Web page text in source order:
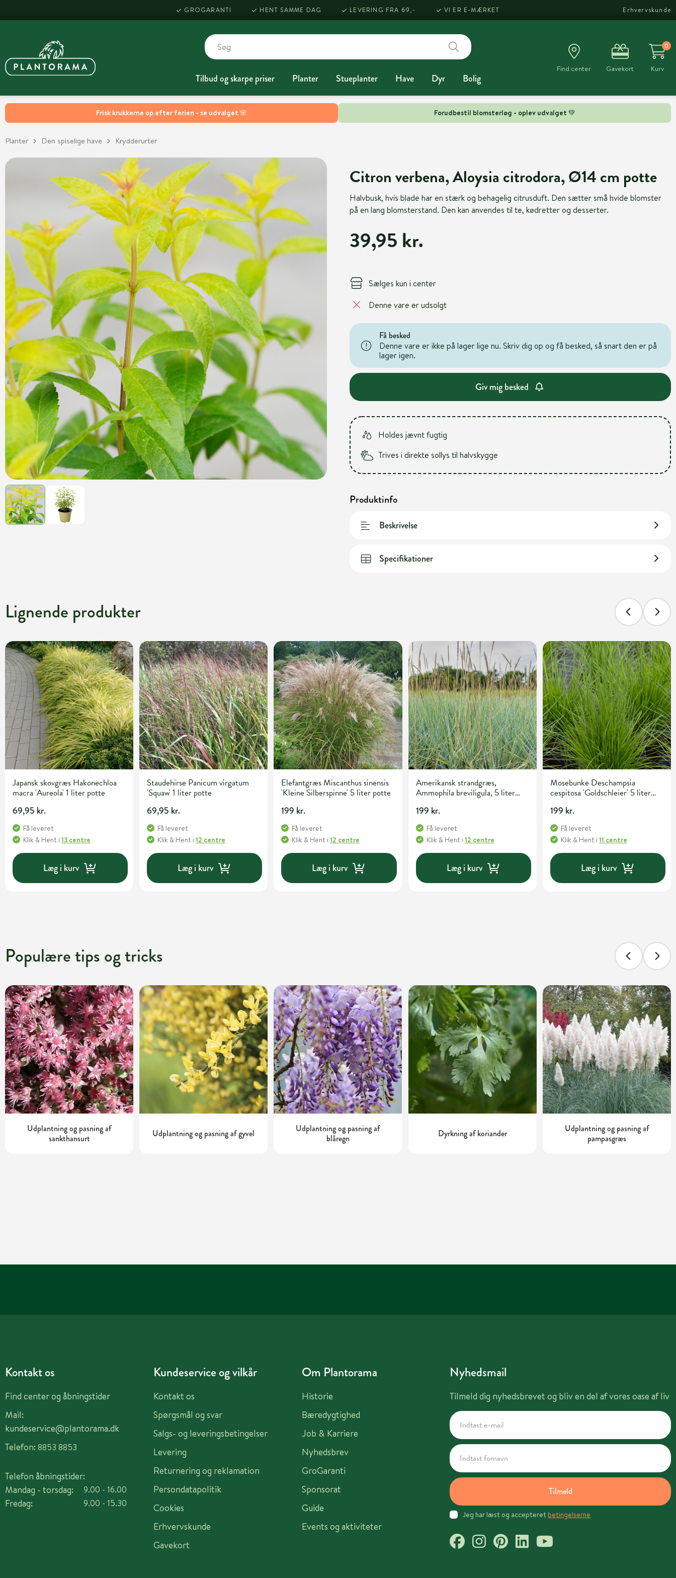
Frisk krukkerne op efter ferien - se udvalget 🌸 Forudbestil blomsterløg - oplev udvalget 💚
GROGARANTI HENT SAMME DAG LEVERING FRA 69,- VI ER E-MÆRKET Erhvervskunde
Tilbud og skarpe priser Planter Stueplanter Have Dyr Bolig
Find center Gavekort
0
Kurv
Planter Den spiselige have Krydderurter
Citron verbena, Aloysia citrodora, Ø14 cm potte
Halvbusk, hvis blade har en stærk og behagelig citrusduft. Den sætter små hvide blomster
på en lang blomsterstand. Den kan anvendes til te, kødretter og desserter.
39,95 kr.
Sælges kun i center
Denne vare er udsolgt
Få besked
Denne vare er ikke på lager lige nu. Skriv dig op og få besked, så snart den er på
lager igen.
Giv mig besked
Holdes jævnt fugtig
Trives i direkte sollys til halvskygge
Produktinfo
Beskrivelse
Specifikationer
Lignende produkter
Japansk skovgræs Hakonechloa
macra 'Aureola' 1 liter potte
69,95 kr.
Få leveret
Klik & Hent i 13 centre
Læg i kurv
Staudehirse Panicum virgatum
'Squaw' 1 liter potte
69,95 kr.
Få leveret
Klik & Hent i12 centre
Læg i kurv
Elefantgræs Miscanthus sinensis
'Kleine Silberspinne' 5 liter potte
199 kr.
Få leveret
Klik & Hent i12 centre
Læg i kurv
Amerikansk strandgræs,
Ammophila breviligula, 5 liter
199 kr.
Få leveret
Klik & Hent i 12 centre
Læg i kurv
Mosebunke Deschampsia
cespitosa 'Goldschleier' 5 liter
199 kr.
Få leveret
Klik & Hent i 11 centre
Læg i kurv
Populære tips og tricks
Udplantning og pasning af
sankthansurt
Udplantning og pasning af gyvel
Udplantning og pasning af
blåregn
Dyrkning af koriander
Udplantning og pasning af
pampasgræs
Kontakt os
Find center og åbningstider
Mail:
kundeservice@plantorama.dk
Telefon: 8853 8853
Telefon åbningstider:
Mandag - torsdag:
Fredag:
9.00 - 16.00
9.00 - 15.30
Kundeservice og vilkår
Kontakt os
Spørgsmål og svar
Salgs- og leveringsbetingelser
Levering
Returnering og reklamation
Persondatapolitik
Cookies
Erhvervskunde
Gavekort
Om Plantorama
Historie
Bæredygtighed
Job & Karriere
Nyhedsbrev
GroGaranti
Sponsorat
Guide
Events og aktiviteter
Nyhedsmail
Tilmeld dig nyhedsbrevet og bliv en del af vores oase af liv
Tilmeld
Jeg har læst og accepteret betingelserne